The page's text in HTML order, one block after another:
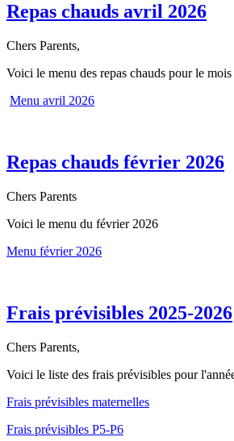
Repas chauds avril 2026
Chers Parents,
Voici le menu des repas chauds pour le
Menu avril 2026
Repas chauds février 2026
Chers Parents
Voici le menu du février 2026
Menu février 2026
Frais prévisibles 2025-2026
Chers Parents,
Voici le liste des frais prévisibles pour
Frais prévisibles maternelles
Frais prévisibles P5-P6